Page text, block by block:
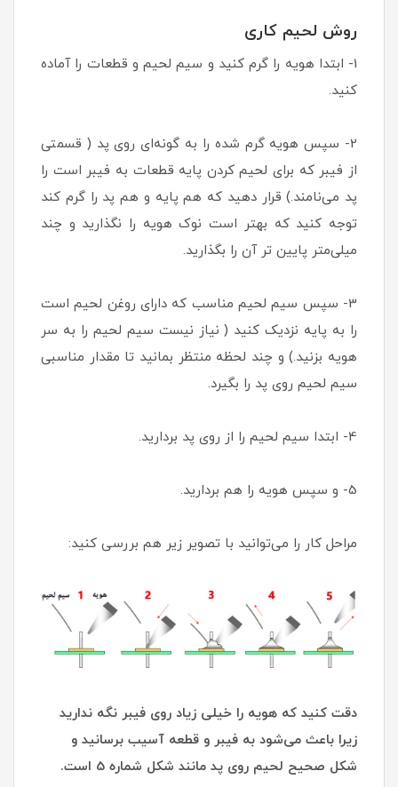
روش لحیم کاری
1- ابتدا هویه را گرم کنید و سیم لحیم و قطعات را آماده
کنید.
2- سپس هویه گرم شده را به گونه‌ای روی پد ( قسمتی
از فیبر که برای لحیم کردن پایه قطعات به فیبر است را
پد می‌نامند.) قرار دهید که هم پایه و هم پد را گرم کند
توجه کنید که بهتر است نوک هویه را نگذارید و چند
میلی‌متر پایین تر آن را بگذارید.
3- سپس سیم لحیم مناسب که دارای روغن لحیم است
را به پایه نزدیک کنید ( نیاز نیست سیم لحیم را به سر
هویه بزنید.) و چند لحظه منتظر بمانید تا مقدار مناسبی
سیم لحیم روی پد را بگیرد.
4- ابتدا سیم لحیم را از روی پد بردارید.
5- و سپس هویه را هم بردارید.
مراحل کار را می‌توانید با تصویر زیر هم بررسی کنید:
دقت کنید که هویه را خیلی زیاد روی فیبر نگه ندارید
زیرا باعث می‌شود به فیبر و قطعه آسیب برسانید و
شکل صحیح لحیم روی پد مانند شکل شماره 5 است.